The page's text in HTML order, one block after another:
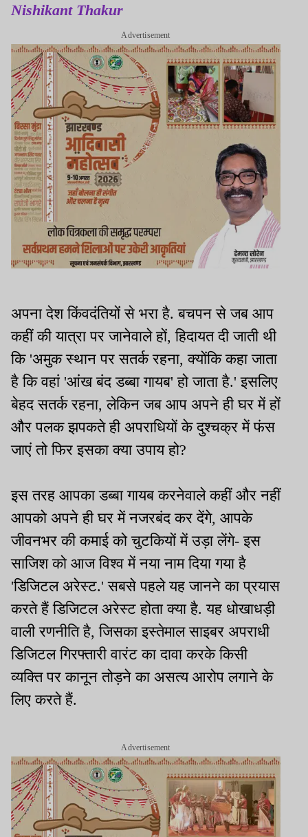
Nishikant Thakur
Advertisement
अपना देश किंवदंतियों से भरा है. बचपन से जब आप
कहीं की यात्रा पर जानेवाले हों, हिदायत दी जाती थी
कि 'अमुक स्थान पर सतर्क रहना, क्योंकि कहा जाता
है कि वहां 'आंख बंद डब्बा गायब' हो जाता है.' इसलिए
बेहद सतर्क रहना, लेकिन जब आप अपने ही घर में हों
और पलक झपकते ही अपराधियों के दुश्चक्र में फंस
जाएं तो फिर इसका क्या उपाय हो?
इस तरह आपका डब्बा गायब करनेवाले कहीं और नहीं
आपको अपने ही घर में नजरबंद कर देंगे, आपके
जीवनभर की कमाई को चुटकियों में उड़ा लेंगे- इस
साजिश को आज विश्व में नया नाम दिया गया है
'डिजिटल अरेस्ट.' सबसे पहले यह जानने का प्रयास
करते हैं डिजिटल अरेस्ट होता क्या है. यह धोखाधड़ी
वाली रणनीति है, जिसका इस्तेमाल साइबर अपराधी
डिजिटल गिरफ्तारी वारंट का दावा करके किसी
व्यक्ति पर कानून तोड़ने का असत्य आरोप लगाने के
लिए करते हैं.
Advertisement